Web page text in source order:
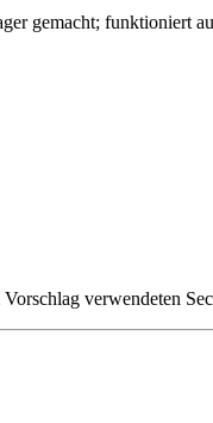
gemacht; funktioniert
verwendeten